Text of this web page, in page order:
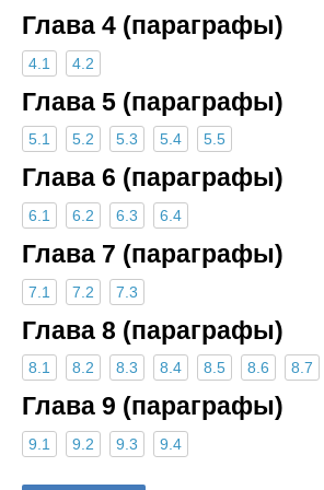
Глава 4 (параграфы)
4.1 4.2
Глава 5 (параграфы)
5.1 5.2 5.3 5.4 5.5
Глава 6 (параграфы)
6.1 6.2 6.3 6.4
Глава 7 (параграфы)
7.1 7.2 7.3
Глава 8 (параграфы)
8.1 8.2 8.3 8.4 8.5 8.6 8.7
Глава 9 (параграфы)
9.1 9.2 9.3 9.4